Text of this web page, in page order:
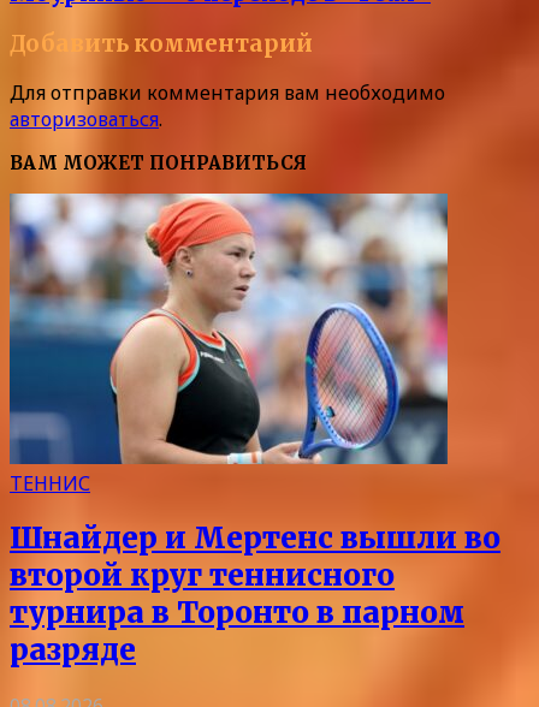
Добавить комментарий
Для отправки комментария вам необходимо
авторизоваться.
ВАМ МОЖЕТ ПОНРАВИТЬСЯ
ТЕННИС
Шнайдер и Мертенс вышли во
второй круг теннисного
турнира в Торонто в парном
разряде